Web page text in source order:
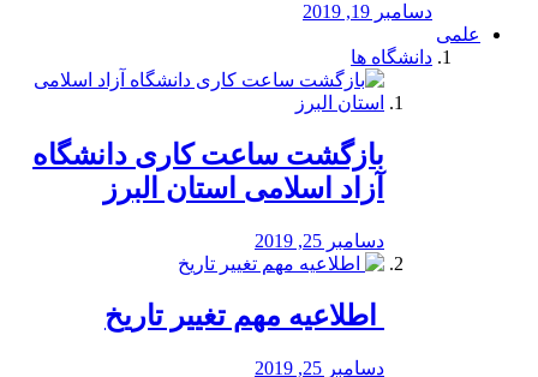
دسامبر 19, 2019
علمی
دانشگاه ها
بازگشت ساعت کاری دانشگاه
آزاد اسلامی استان البرز
دسامبر 25, 2019
️ اطلاعیه مهم تغییر تاریخ
دسامبر 25, 2019